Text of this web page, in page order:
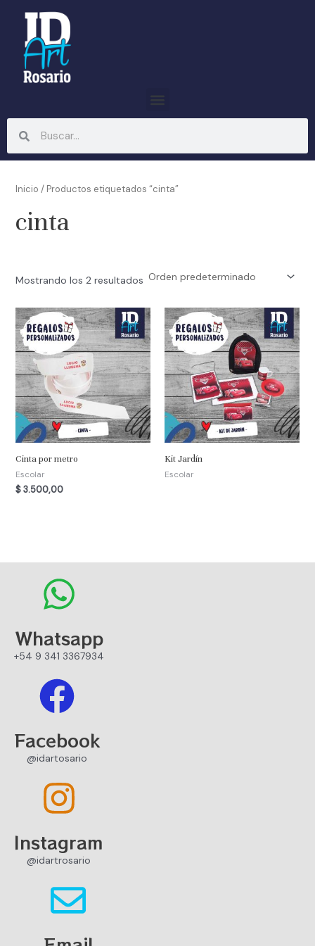
contenido
Inicio / Productos etiquetados “cinta”
cinta
Mostrando los 2 resultados
Cinta por metro
Escolar
$3.500,00
Kit Jardín
Escolar
Whatsapp
+54 9 341 3367934
Facebook
@idartosario
Instagram
@idartrosario